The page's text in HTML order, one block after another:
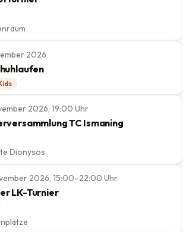
2026
2026, 19:00 Uhr
TC Ismaning
Dionysos
2026, 15:00–22:00 Uhr
LK-Turnier